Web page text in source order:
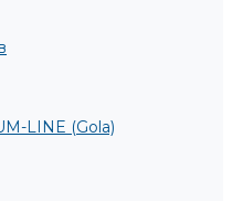
LINE (Gola)